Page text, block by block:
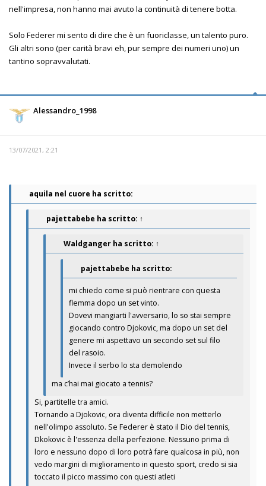
nell'impresa, non hanno mai avuto la continuità di tenere botta.
Solo Federer mi sento di dire che è un fuoriclasse, un talento puro.
Gli altri sono (per carità bravi eh, pur sempre dei numeri uno) un
tantino sopravvalutati.
Alessandro_1998
13/07/2021, 2:21
aquila nel cuore ha scritto:
pajettabebe ha scritto: ↑
Waldganger ha scritto: ↑
pajettabebe ha scritto:
mi chiedo come si può rientrare con questa
flemma dopo un set vinto.
Dovevi mangiarti l'avversario, lo so stai sempre
giocando contro Djokovic, ma dopo un set del
genere mi aspettavo un secondo set sul filo
del rasoio.
Invece il serbo lo sta demolendo
ma c’hai mai giocato a tennis?
Si, partitelle tra amici.
Tornando a Djokovic, ora diventa difficile non metterlo
nell'olimpo assoluto. Se Federer è stato il Dio del tennis,
Dkokovic è l'essenza della perfezione. Nessuno prima di
loro e nessuno dopo di loro potrà fare qualcosa in più, non
vedo margini di miglioramento in questo sport, credo si sia
toccato il picco massimo con questi atleti